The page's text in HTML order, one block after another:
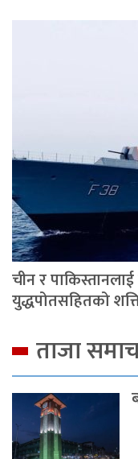
चीन र
युद्धपोतसहितको
ताजा